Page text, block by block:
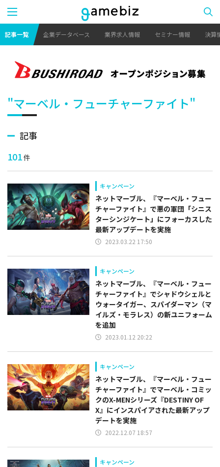
記事一覧 企業データベース 業界求人情報 セミナー情報 決算
"マーベル・フューチャーファイト"
記事
101件
キャンペーン
ネットマーブル、『マーベル・フュー
チャーファイト』で悪の軍団「シニス
ターシンジケート」にフォーカスした
最新アップデートを実施
2023.03.22 17:50
キャンペーン
ネットマーブル、『マーベル・フュー
チャーファイト』でシャドウシェルと
ウォータイガー、スパイダーマン（マ
イルズ・モラレス）の新ユニフォーム
を追加
2023.01.12 20:22
キャンペーン
ネットマーブル、『マーベル・フュー
チャーファイト』でマーベル・コミッ
クのX-MENシリーズ『DESTINY OF
X』にインスパイアされた最新アップ
デートを実施
2022.12.07 18:57
キャンペーン